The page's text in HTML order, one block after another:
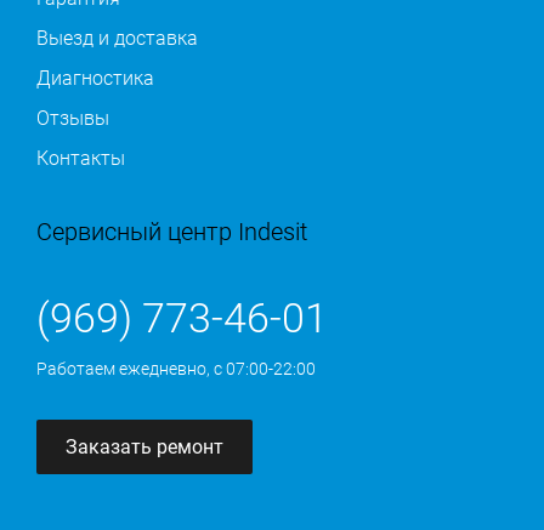
Выезд и доставка
Диагностика
Отзывы
Контакты
Сервисный центр Indesit
(969) 773-46-01
Работаем ежедневно, с 07:00-22:00
Заказать ремонт